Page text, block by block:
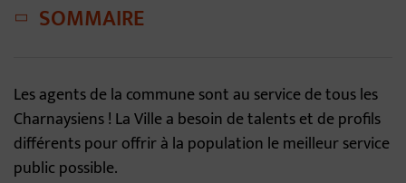
SOMMAIRE
Les agents de la commune sont au service de tous les
Charnaysiens ! La Ville a besoin de talents et de profils
différents pour offrir à la population le meilleur service
public possible.